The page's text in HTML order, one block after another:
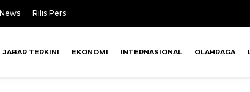
Rilis Pers
JABAR TERKINI EKONOMI INTERNASIONAL OLAHRAGA